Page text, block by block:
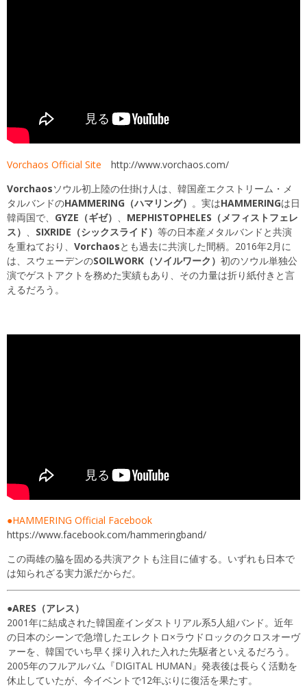
Vorchaos Official Site
http://www.vorchaos.com/
Vorchaosソウル初上陸の仕掛け人は、韓国産エクストリーム・メ
タルバンドのHAMMERING（ハマリング） 。実はHAMMERINGは日
韓両国で、 GYZE（ギゼ）
MEPHISTOPHELES（メフィストフェレ
ス）
SIXRIDE（シックスライド） 等の日本産メタルバンドと共演
を重ねており、 Vorchaosとも過去に共演した間柄。2016年2月に
は、スウェーデンのSOILWORK（ソイルワーク） 初のソウル単独公
演でゲストアクトを務めた実績もあり、その力量は折り紙付きと言
えるだろう。
●HAMMERING Official Facebook
https://www.facebook.com/hammeringband/
この両雄の脇を固める共演アクトも注目に値する。いずれも日本で
は知られざる実力派だからだ。
●ARES（アレス）
2001年に結成された韓国産インダストリアル系5人組バンド。近年
の日本のシーンで急増したエレクトロ×ラウドロックのクロスオーヴ
ァーを、韓国でいち早く採り入れた入れた先駆者といえるだろう。
2005年のフルアルバム『DIGITAL HUMAN』発表後は長らく活動を
休止していたが、今イベントで12年ぶりに復活を果たす。